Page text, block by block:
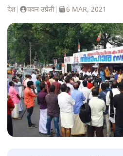
देश पवन उप्रेती 6 MAR, 2021